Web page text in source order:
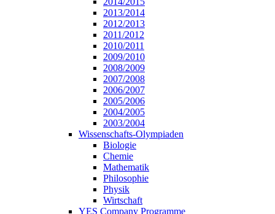
2013/2014
2012/2013
2011/2012
2010/2011
2009/2010
2008/2009
2007/2008
2006/2007
2005/2006
2004/2005
2003/2004
Wissenschafts-Olympiaden
Biologie
Chemie
Mathematik
Philosophie
Physik
Wirtschaft
YES Company Programme